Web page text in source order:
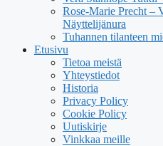
Rose-Marie Precht –
Näyttelijänura
Tuhannen tilanteen
Etusivu
Tietoa meistä
Yhteystiedot
Historia
Privacy Policy
Cookie Policy
Uutiskirje
Vinkkaa meille